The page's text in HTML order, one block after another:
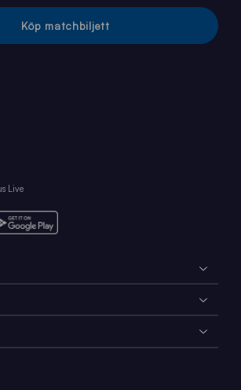
Köp matchbiljett
Live